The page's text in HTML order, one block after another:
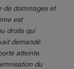
de dommages et
est
droits qui
demandé
atteinte.
du